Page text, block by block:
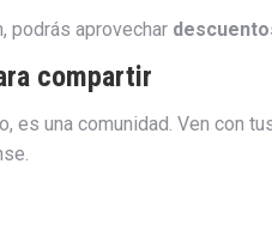
podrás aprovechar
compartir
es una comunidad. Ven con